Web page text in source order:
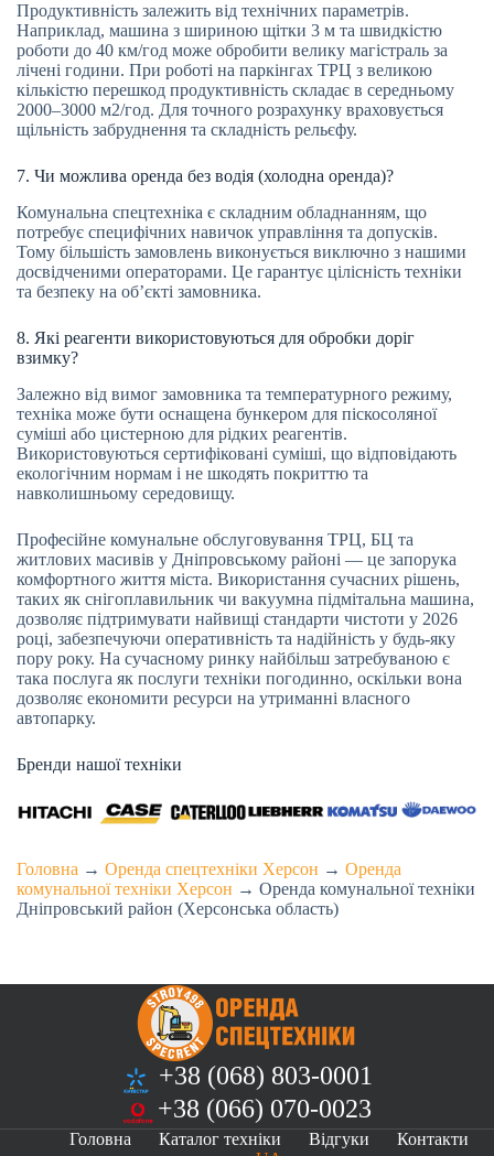
Продуктивність залежить від технічних параметрів.
Наприклад, машина з шириною щітки 3 м та швидкістю
роботи до 40 км/год може обробити велику магістраль за
лічені години. При роботі на паркінгах ТРЦ з великою
кількістю перешкод продуктивність складає в середньому
2000–3000 м2/год. Для точного розрахунку враховується
щільність забруднення та складність рельєфу.
7. Чи можлива оренда без водія (холодна оренда)?
Комунальна спецтехніка є складним обладнанням, що
потребує специфічних навичок управління та допусків.
Тому більшість замовлень виконується виключно з нашими
досвідченими операторами. Це гарантує цілісність техніки
та безпеку на об’єкті замовника.
8. Які реагенти використовуються для обробки доріг
взимку?
Залежно від вимог замовника та температурного режиму,
техніка може бути оснащена бункером для піскосоляної
суміші або цистерною для рідких реагентів.
Використовуються сертифіковані суміші, що відповідають
екологічним нормам і не шкодять покриттю та
навколишньому середовищу.
Професійне комунальне обслуговування ТРЦ, БЦ та
житлових масивів у Дніпровському районі — це запорука
комфортного життя міста. Використання сучасних рішень,
таких як снігоплавильник чи вакуумна підмітальна машина,
дозволяє підтримувати найвищі стандарти чистоти у 2026
році, забезпечуючи оперативність та надійність у будь-яку
пору року. На сучасному ринку найбільш затребуваною є
така послуга як послуги техніки погодинно, оскільки вона
дозволяє економити ресурси на утриманні власного
автопарку.
Бренди нашої техніки
Головна → Оренда спецтехніки Херсон → Оренда
комунальної техніки Херсон → Оренда комунальної техніки
Дніпровський район (Херсонська область)
+38 (068) 803-0001
+38 (066) 070-0023
Головна Каталог техніки Відгуки
Контакти